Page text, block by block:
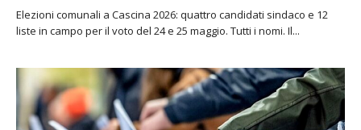
Elezioni comunali a Cascina 2026: quattro candidati sindaco e 12
liste in campo per il voto del 24 e 25 maggio. Tutti i nomi. Il...